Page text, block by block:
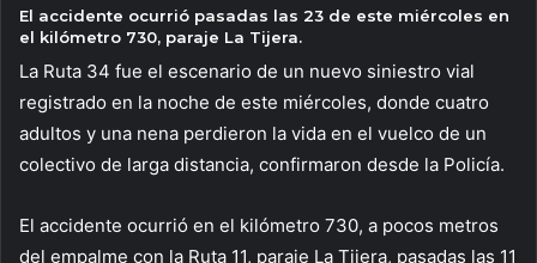
El accidente ocurrió pasadas las 23 de este miércoles en
el kilómetro 730, paraje La Tijera.
La Ruta 34 fue el escenario de un nuevo siniestro vial
registrado en la noche de este miércoles, donde cuatro
adultos y una nena perdieron la vida en el vuelco de un
colectivo de larga distancia, confirmaron desde la Policía.
El accidente ocurrió en el kilómetro 730, a pocos metros
del empalme con la Ruta 11, paraje La Tijera, pasadas las 11